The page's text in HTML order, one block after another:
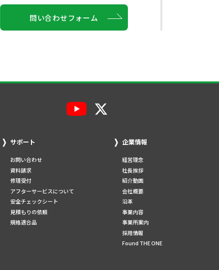
問い合わせフォーム
サポート
お問い合わせ
資料請求
修理受付
アフターサービスについて
安全チェックシート
見積もりの依頼
規格適合品
企業情報
経営理念
社長挨拶
紹介動画
会社概要
沿革
事業内容
事業所案内
採用情報
Found THE ONE